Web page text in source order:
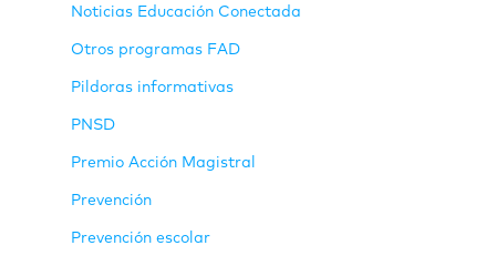
Noticias Educación Conectada
Otros programas FAD
Pildoras informativas
PNSD
Premio Acción Magistral
Prevención
Prevención escolar